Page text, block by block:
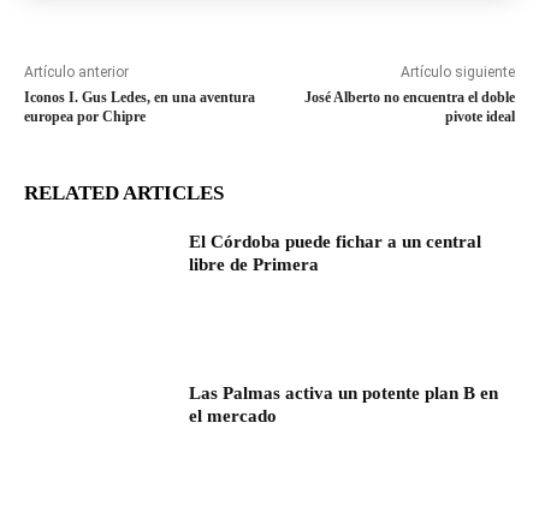
Artículo anterior
Iconos I. Gus Ledes, en una aventura
europea por Chipre
Artículo siguiente
José Alberto no encuentra el doble
pivote ideal
RELATED ARTICLES
El Córdoba puede fichar a un central
libre de Primera
Las Palmas activa un potente plan B en
el mercado